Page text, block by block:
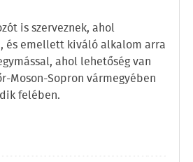
is szerveznek, ahol
és emellett kiváló alkalom arra
ahol lehetőség van
Moson-Sopron vármegyében
felében.